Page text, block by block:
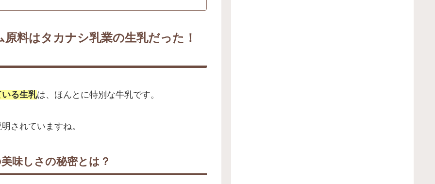
料はタカナシ乳業の生乳だった！
る生乳は、ほんとに特別な牛乳です。
されていますね。
味しさの秘密とは？